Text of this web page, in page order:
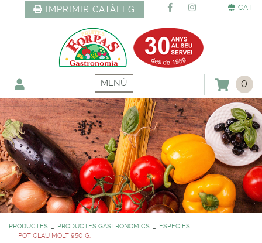
CAT
IMPRIMIR CATÀLEG
MENÚ 0
PRODUCTES PRODUCTES GASTRONOMICS
ESPECIES
POT CLAU MOLT 950 G.